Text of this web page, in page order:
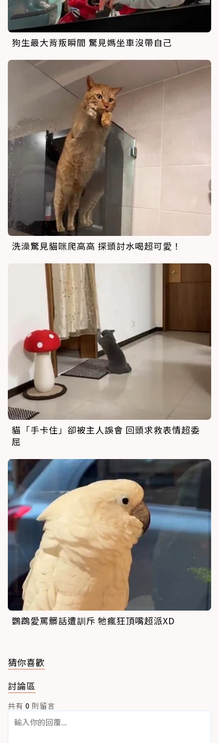
狗生最大背叛瞬間 驚見媽坐車沒帶自己
洗澡驚見貓咪爬高高 探頭討水喝超可愛！
貓「手卡住」卻被主人誤會 回頭求救表情超委
屈
鸚鵡愛罵髒話遭訓斥 牠瘋狂頂嘴超派XD
猜你喜歡
討論區
共有 0 則留言